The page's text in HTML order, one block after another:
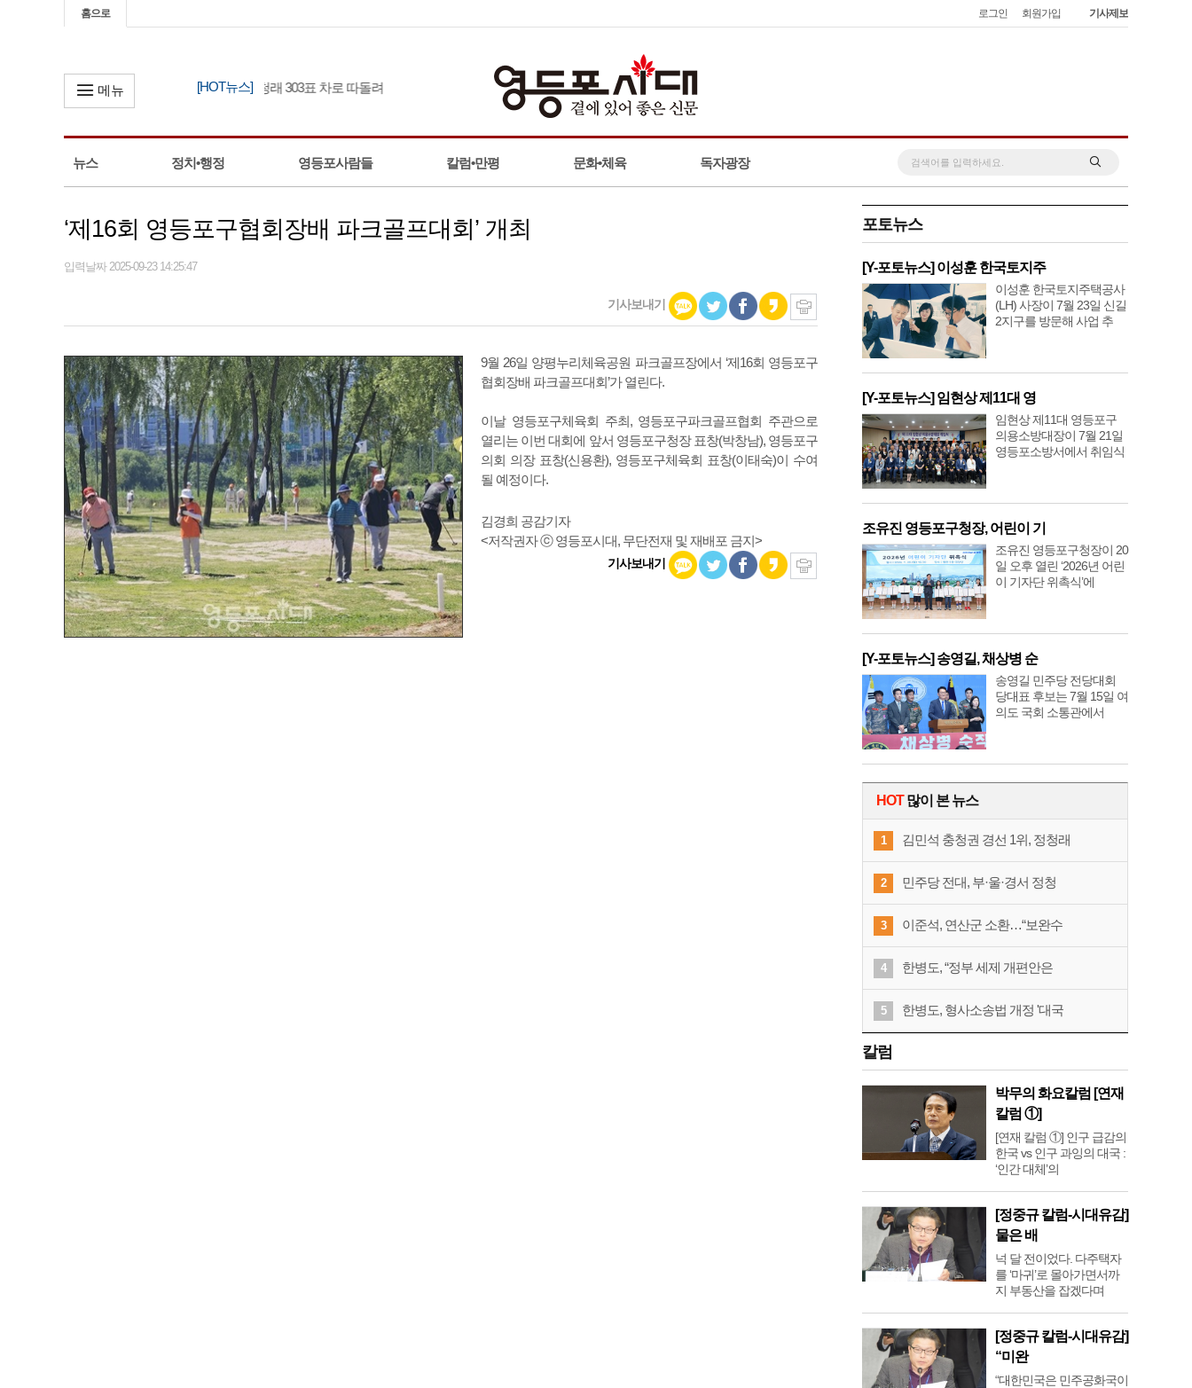
홈으로 로그인 회원가입 기사제보
[HOT뉴스]
김민석 충청권 경선 1위, 정청래 303표 차로 따돌려
메뉴
뉴스 정치•행정 영등포사람들 칼럼•만평 문화•체육 독자광장
‘제16회 영등포구협회장배 파크골프대회’ 개최
입력날짜 2025-09-23 14:25:47
기사보내기
9월 26일 양평누리체육공원 파크골프장에서 ‘제16회 영등포구
협회장배 파크골프대회’가 열린다.
이날 영등포구체육회 주최, 영등포구파크골프협회 주관으로
열리는 이번 대회에 앞서 영등포구청장 표창(박창남), 영등포구
의회 의장 표창(신용환), 영등포구체육회 표창(이태숙)이 수여
될 예정이다.
김경희 공감기자
<저작권자 ⓒ 영등포시대, 무단전재 및 재배포 금지>
기사보내기
포토뉴스
[Y-포토뉴스] 이성훈 한국토지주
이성훈 한국토지주택공사
(LH) 사장이 7월 23일 신길
2지구를 방문해 사업 추
[Y-포토뉴스] 임현상 제11대 영
임현상 제11대 영등포구
의용소방대장이 7월 21일
영등포소방서에서 취임식
조유진 영등포구청장, 어린이 기
조유진 영등포구청장이 20
일 오후 열린 ‘2026년 어린
이 기자단 위촉식’에
[Y-포토뉴스] 송영길, 채상병 순
송영길 민주당 전당대회
당대표 후보는 7월 15일 여
의도 국회 소통관에서
HOT많이 본 뉴스
1 김민석 충청권 경선 1위, 정청래
2 민주당 전대, 부·울·경서 정청
3 이준석, 연산군 소환…“보완수
4 한병도, “정부 세제 개편안은
5 한병도, 형사소송법 개정 '대국
칼럼
박무의 화요칼럼 [연재
칼럼 ①]
[연재 칼럼 ①] 인구 급감의
한국 vs 인구 과잉의 대국 :
‘인간 대체’의
[정중규 칼럼-시대유감]
물은 배
넉 달 전이었다. 다주택자
를 ‘마귀’로 몰아가면서까
지 부동산을 잡겠다며
[정중규 칼럼-시대유감]
“미완
“대한민국은 민주공화국이